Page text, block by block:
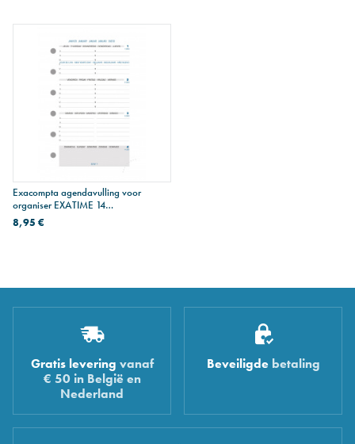
Exacompta agendavulling voor
organiser EXATIME 14
HORIZONTAAL - 1 week op 2
pagina's - 16 maanden
8,95 €
Gratis levering vanaf
€ 50 in België en
Nederland
Beveiligdebetaling